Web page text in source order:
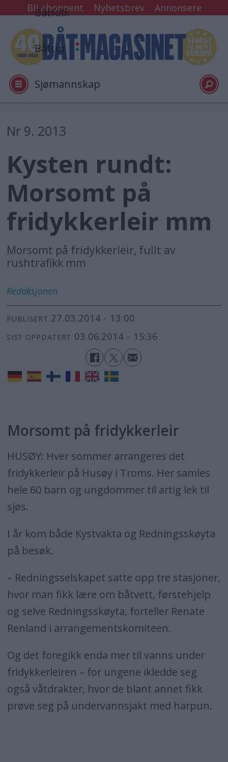
Bli abonnent Nyhetsbrev Annonsere
Båtfolk
Båttur
Sjømannskap
Arkiv
Video
Logg inn
Nr 9. 2013
Kysten rundt:
Morsomt på
fridykkerleir mm
Morsomt på fridykkerleir, fullt av
rushtrafikk mm
Redaksjonen
PUBLISERT 27.03.2014 - 13:00
SIST OPPDATERT 03.06.2014 - 15:36
Morsomt på fridykkerleir
HUSØY: Hver sommer arrangeres det
fridykkerleir på Husøy i Troms. Her samles
hele 60 barn og ungdommer til artig lek til
sjøs.
I år kom både Kystvakta og Redningsskøyta
på besøk.
– Redningsselskapet satte opp tre stasjoner,
hvor man fikk lære om båtvett, førstehjelp
og selve Redningsskøyta, forteller Renate
Renland i arrangementskomiteen.
Og det foregikk enda mer til vanns under
fridykkerleiren – for ungene ikledde seg
også våtdrakter, hvor de blant annet fikk
prøve seg på undervannsjakt med harpun.